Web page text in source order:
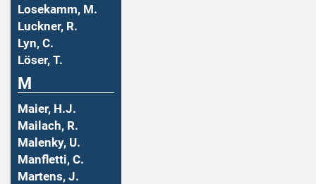
Losekamm, M.
Luckner, R.
Lyn, C.
Löser, T.
M
Maier, H.J.
Mailach, R.
Malenky, U.
Manfletti, C.
Martens, J.